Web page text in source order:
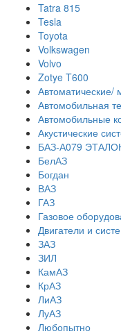
Tatra 815
Tesla
Toyota
Volkswagen
Volvo
Zotye T600
Автоматические/
Автомобильная
Автомобильные
Акустические
БАЗ-А079
БелАЗ
Богдан
ВАЗ
ГАЗ
Газовое
Двигатели и
ЗАЗ
ЗИЛ
КамАЗ
КрАЗ
ЛиАЗ
ЛуАЗ
Любопытно